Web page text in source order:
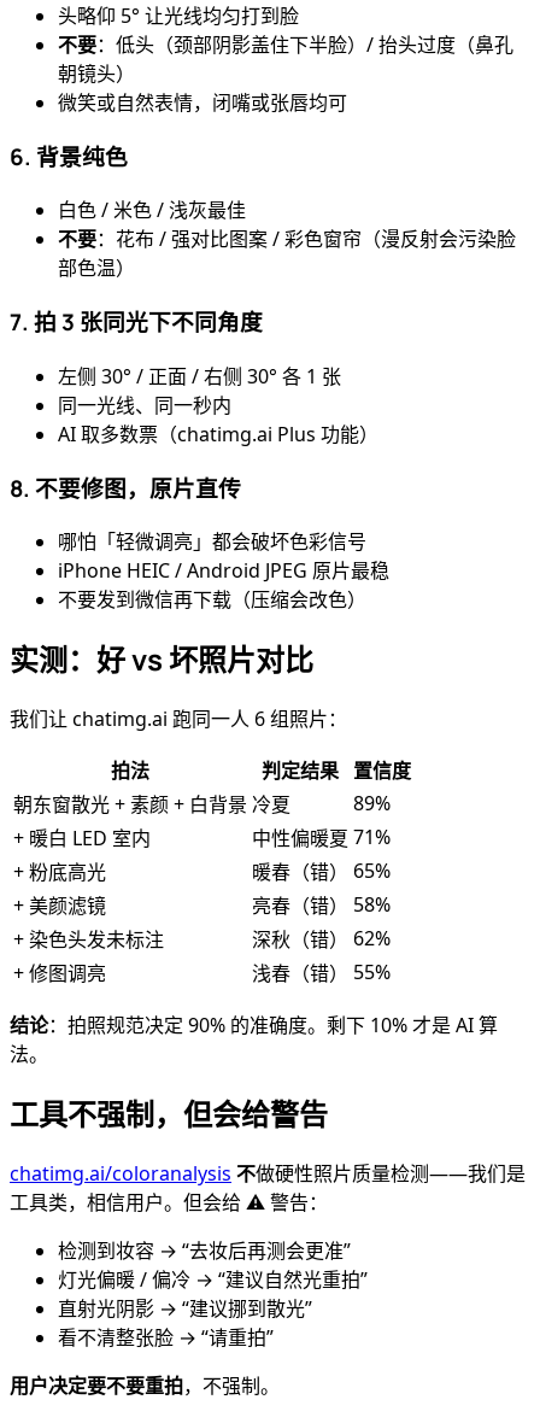
头略仰 5° 让光线均匀打到脸
不要：低头（颈部阴影盖住下半脸）/ 抬头过度（鼻孔
朝镜头）
微笑或自然表情，闭嘴或张唇均可
6. 背景纯色
白色 / 米色 / 浅灰最佳
不要：花布 / 强对比图案 / 彩色窗帘（漫反射会污染脸
部色温）
7. 拍 3 张同光下不同角度
左侧 30° / 正面 / 右侧 30° 各 1 张
同一光线、同一秒内
AI 取多数票（chatimg.ai Plus 功能）
8. 不要修图，原片直传
哪怕「轻微调亮」都会破坏色彩信号
iPhone HEIC / Android JPEG 原片最稳
不要发到微信再下载（压缩会改色）
实测：好 vs 坏照片对比
我们让 chatimg.ai 跑同一人 6 组照片：
拍法
判定结果 置信度
朝东窗散光 + 素颜 + 白背景 冷夏
89%
+ 暖白 LED 室内
中性偏暖夏 71%
+ 粉底高光
暖春（错）
65%
+ 美颜滤镜
亮春（错）
58%
+ 染色头发未标注
深秋（错）
62%
+ 修图调亮
浅春（错）
55%
结论：拍照规范决定 90% 的准确度。剩下 10% 才是 AI 算
法。
工具不强制，但会给警告
chatimg.ai/coloranalysis 不做硬性照片质量检测——我们是
工具类，相信用户。但会给 ⚠️ 警告：
检测到妆容 → “去妆后再测会更准”
灯光偏暖 / 偏冷 → “建议自然光重拍”
直射光阴影 → “建议挪到散光”
看不清整张脸 → “请重拍”
用户决定要不要重拍，不强制。